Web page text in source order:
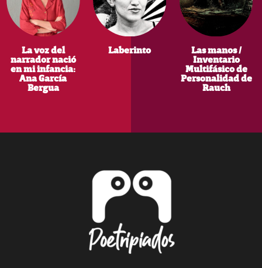
La voz del
narrador nació
en mi infancia:
Ana García
Bergua
Laberinto
Las manos /
Inventario
Multifásico de
Personalidad de
Rauch